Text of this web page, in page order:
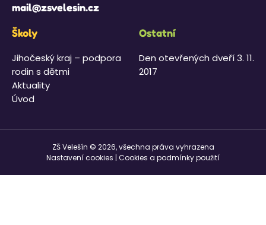
mail@zsvelesin.cz
Školy
Jihočeský kraj – podpora
rodin s dětmi
Aktuality
Úvod
Ostatní
Den otevřených dveří 3. 11.
2017
ZŠ Velešín © 2026, všechna práva vyhrazena
Nastavení cookies Cookies a podmínky použití